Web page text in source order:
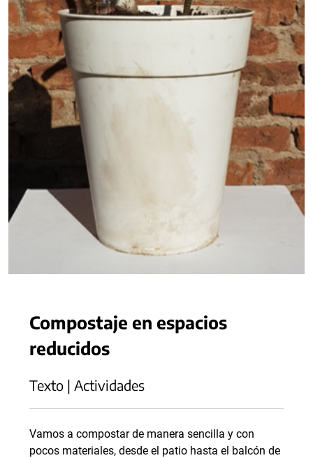
Compostaje en espacios
reducidos
Texto | Actividades
Vamos a compostar de manera sencilla y con
pocos materiales, desde el patio hasta el balcón de